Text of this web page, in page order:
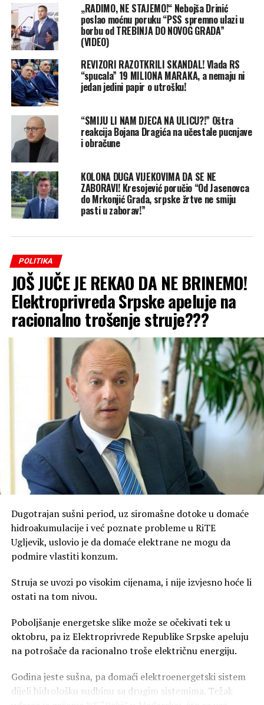
„RADIMO, NE STAJEMO!“ Nebojša Drinić
poslao moćnu poruku “PSS spremno ulazi u
borbu od TREBINJA DO NOVOG GRADA”
(VIDEO)
REVIZORI RAZOTKRILI SKANDAL! Vlada RS
“spucala” 19 MILIONA MARAKA, a nemaju ni
jedan jedini papir o utrošku!
“SMIJU LI NAM DJECA NA ULICU?!” Oštra
reakcija Bojana Dragića na učestale pucnjave
i obračune
KOLONA DUGA VIJEKOVIMA DA SE NE
ZABORAVI! Kresojević poručio “Od Jasenovca
do Mrkonjić Grada, srpske žrtve ne smiju
pasti u zaborav!”
POLITIKA
JOŠ JUČE JE REKAO DA NE BRINEMO!
Elektroprivreda Srpske apeluje na
racionalno trošenje struje???
Dugotrajan sušni period, uz siromašne dotoke u domaće
hidroakumulacije i već poznate probleme u RiTE
Ugljevik, uslovio je da domaće elektrane ne mogu da
podmire vlastiti konzum.
Struja se uvozi po visokim cijenama, i nije izvjesno hoće li
ostati na tom nivou.
Poboljšanje energetske slike može se očekivati tek u
oktobru, pa iz Elektroprivrede Republike Srpske apeluju
na potrošače da racionalno troše električnu energiju.
Godina jeste sušna, pa domaći elektroenergetski sistem
dijeli hidrološku sudbinu sa drugim sistemima. Težak